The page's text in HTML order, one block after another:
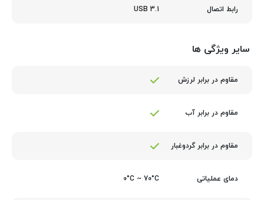
رابط اتصال USB 3.1
سایر ویژگی ها
مقاوم در برابر لرزش
مقاوم در برابر آب
مقاوم در برابر گردوغبار
دمای عملیاتی 0°C ~ 70°C